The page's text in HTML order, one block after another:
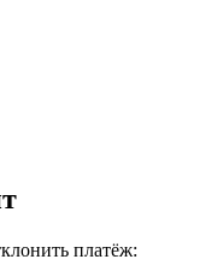
платёж: